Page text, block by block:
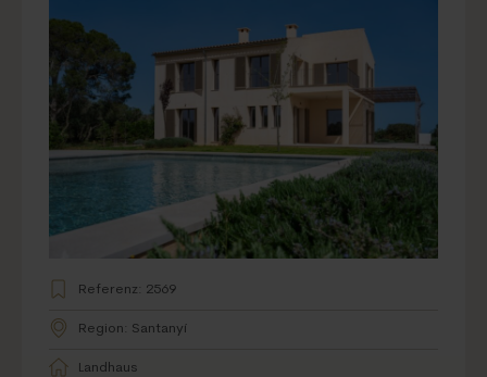
Referenz: 2569
Region: Santanyí
Landhaus